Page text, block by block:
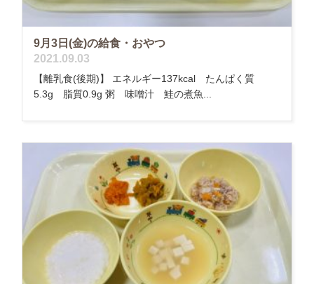
9月3日(金)の給食・おやつ
2021.09.03
【離乳食(後期)】 エネルギー137kcal たんぱく質
5.3g 脂質0.9g 粥 味噌汁 鮭の煮魚...